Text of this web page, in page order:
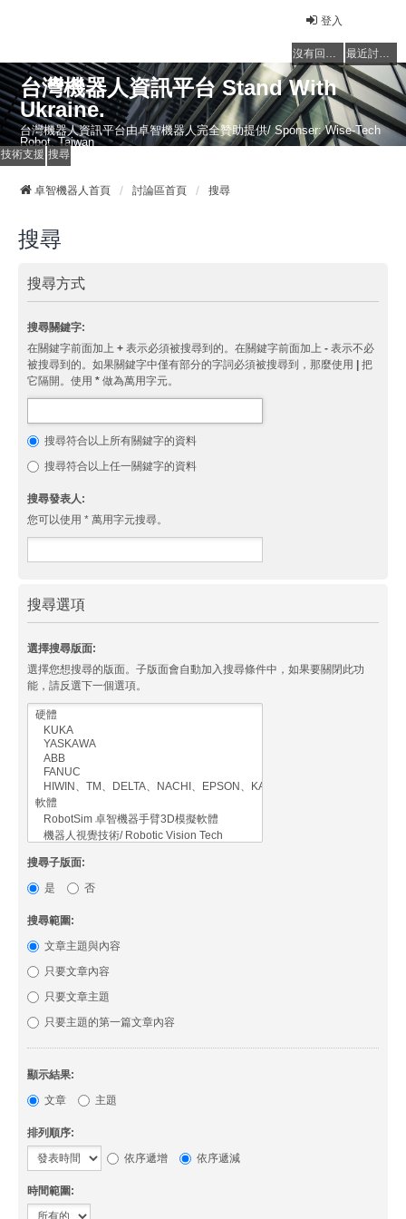
登入
沒有回覆的主題 最近討論的主題
台灣機器人資訊平台 Stand With
Ukraine.
台灣機器人資訊平台由卓智機器人完全贊助提供/ Sponser: Wise-Tech
Robot, Taiwan
技術支援 搜尋
卓智機器人首頁 討論區首頁 搜尋
搜尋
搜尋方式
搜尋關鍵字:
在關鍵字前面加上 + 表示必須被搜尋到的。在關鍵字前面加上 - 表示不必
被搜尋到的。如果關鍵字中僅有部分的字詞必須被搜尋到，那麼使用 | 把
它隔開。使用 * 做為萬用字元。
搜尋符合以上所有關鍵字的資料
搜尋符合以上任一關鍵字的資料
搜尋發表人:
您可以使用 * 萬用字元搜尋。
搜尋選項
選擇搜尋版面:
選擇您想搜尋的版面。子版面會自動加入搜尋條件中，如果要關閉此功
能，請反選下一個選項。
搜尋子版面:
是
否
搜尋範圍:
文章主題與內容
只要文章內容
只要文章主題
只要主題的第一篇文章內容
顯示結果:
文章
主題
排列順序:
依序遞增
依序遞減
時間範圍: